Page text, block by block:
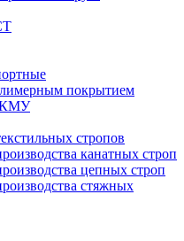
покрытием
КМУ
стропов
канатных строп
цепных строп
стяжных